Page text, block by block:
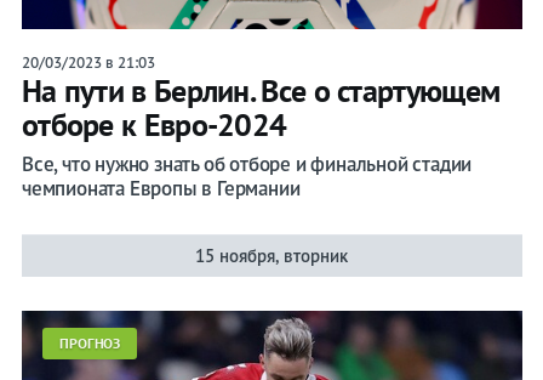
20/03/2023 в 21:03
На пути в Берлин. Все о стартующем
отборе к Евро-2024
Все, что нужно знать об отборе и финальной стадии
чемпионата Европы в Германии
15 ноября, вторник
ПРОГНОЗ